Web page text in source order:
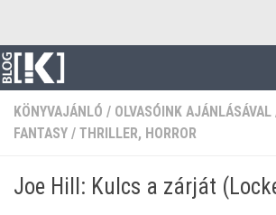
KÖNYVAJÁNLÓ / OLVASÓINK AJÁNLÁSÁVAL
FANTASY / THRILLER, HORROR
Joe Hill: Kulcs ​a zárját